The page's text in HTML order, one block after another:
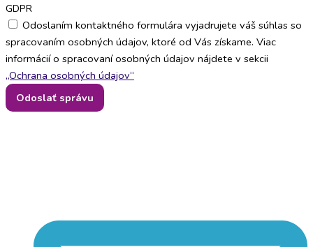
GDPR
Odoslaním kontaktného formulára vyjadrujete váš súhlas so
spracovaním osobných údajov, ktoré od Vás získame. Viac
informácií o spracovaní osobných údajov nájdete v sekcii
„Ochrana osobných údajov“
Odoslať správu